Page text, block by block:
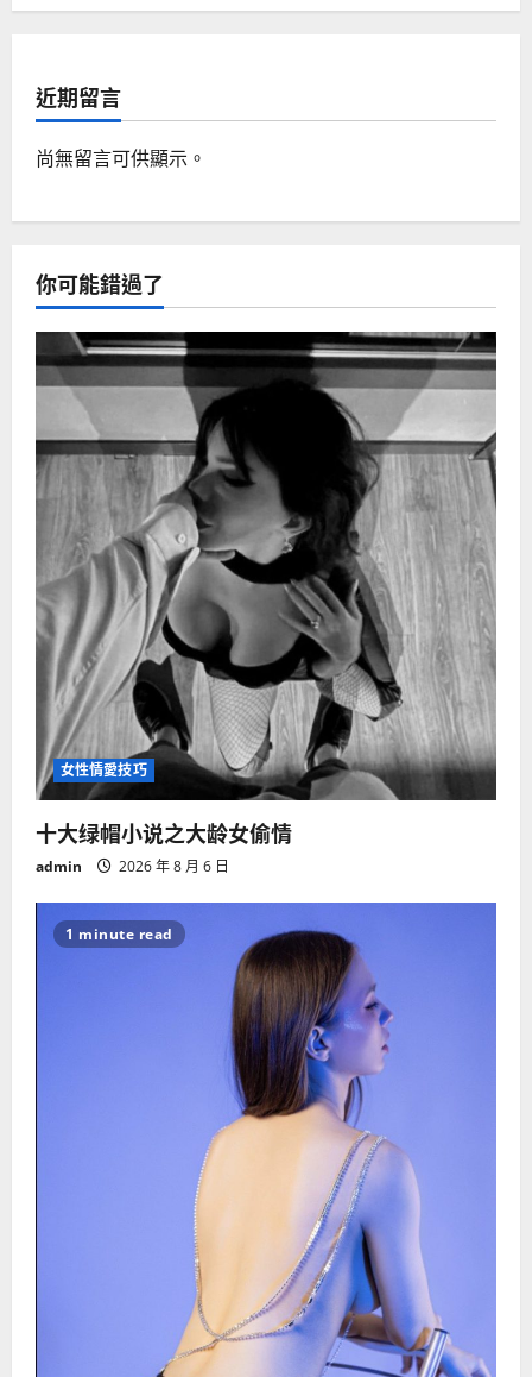
近期留言
尚無留言可供顯示。
你可能錯過了
女性情愛技巧
十大绿帽小说之大龄女偷情
admin 2026 年 8 月 6 日
1 minute read